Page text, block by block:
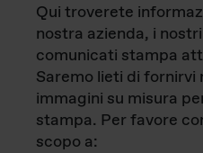
Qui troverete
nostra azienda, i
comunicati stampa
Saremo lieti di fornirvi
immagini su misura
stampa. Per favore
scopo a: